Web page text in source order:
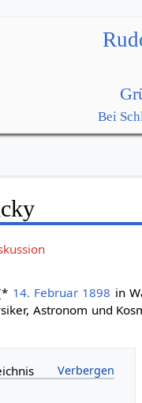
Bei
14. Februar 1898 in
Astronom und